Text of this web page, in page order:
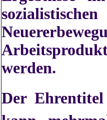
werden.
Der